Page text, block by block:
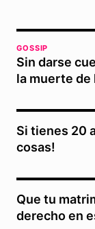
GOSSIP
Sin darse
la muerte de
Si tienes 20
cosas!
Que tu
derecho en